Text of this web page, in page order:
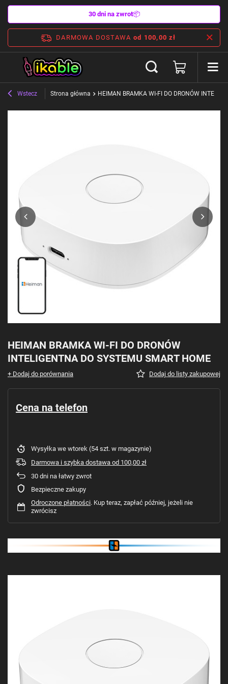
30 dni na zwrot📦
DARMOWA DOSTAWA od 100,00 zł
Wstecz Strona główna HEIMAN BRAMKA WI-FI DO DRONÓW
HEIMAN BRAMKA WI-FI DO DRONÓW
INTELIGENTNA DO SYSTEMU SMART HOME
+ Dodaj do porównania Dodaj do listy zakupowej
Cena na telefon
Wysyłka we wtorek (54 szt. w magazynie)
Darmowa i szybka dostawa od 100,00 zł
30 dni na łatwy zwrot
Bezpieczne zakupy
Odroczone płatności. Kup teraz, zapłać później, jeżeli nie
zwrócisz